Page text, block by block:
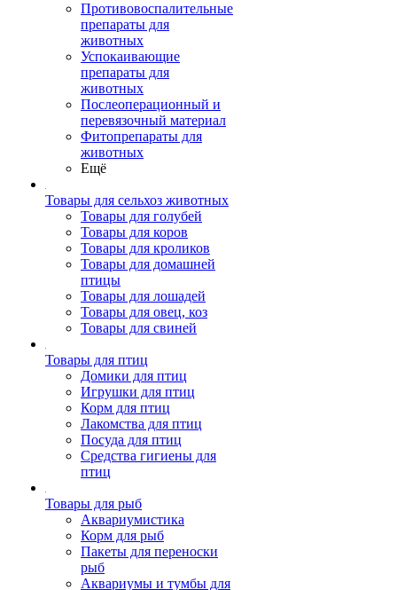
Противовоспалительные
препараты для
животных
Успокаивающие
препараты для
животных
Послеоперационный и
перевязочный материал
Фитопрепараты для
животных
Ещё
Товары для сельхоз животных
Товары для голубей
Товары для коров
Товары для кроликов
Товары для домашней
птицы
Товары для лошадей
Товары для овец, коз
Товары для свиней
Товары для птиц
Домики для птиц
Игрушки для птиц
Корм для птиц
Лакомства для птиц
Посуда для птиц
Средства гигиены для
птиц
Товары для рыб
Аквариумистика
Корм для рыб
Пакеты для переноски
рыб
Аквариумы и тумбы для